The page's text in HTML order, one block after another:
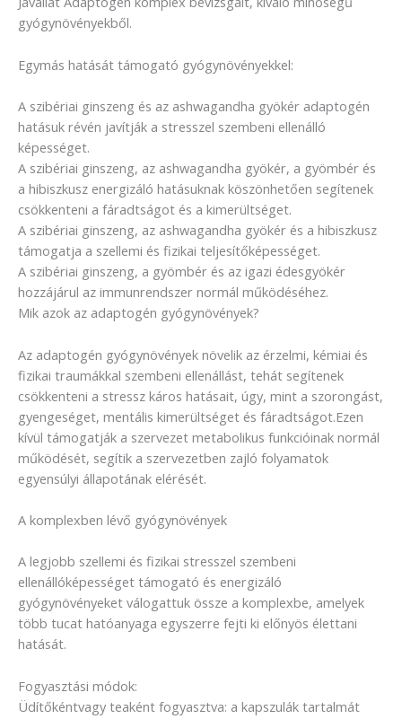
gyógynövényekből.
Egymás hatását támogató gyógynövényekkel:
A szibériai ginszeng és az ashwagandha gyökér adaptogén
hatásuk révén javítják a stresszel szembeni ellenálló
képességet.
A szibériai ginszeng, az ashwagandha gyökér, a gyömbér és
a hibiszkusz energizáló hatásuknak köszönhetően segítenek
csökkenteni a fáradtságot és a kimerültséget.
A szibériai ginszeng, az ashwagandha gyökér és a hibiszkusz
támogatja a szellemi és fizikai teljesítőképességet.
A szibériai ginszeng, a gyömbér és az igazi édesgyökér
hozzájárul az immunrendszer normál működéséhez.
Mik azok az adaptogén gyógynövények?
Az adaptogén gyógynövények növelik az érzelmi, kémiai és
fizikai traumákkal szembeni ellenállást, tehát segítenek
csökkenteni a stressz káros hatásait, úgy, mint a szorongást,
gyengeséget, mentális kimerültséget és fáradtságot.Ezen
kívül támogatják a szervezet metabolikus funkcióinak normál
működését, segítik a szervezetben zajló folyamatok
egyensúlyi állapotának elérését.
A komplexben lévő gyógynövények
A legjobb szellemi és fizikai stresszel szembeni
ellenállóképességet támogató és energizáló
gyógynövényeket válogattuk össze a komplexbe, amelyek
több tucat hatóanyaga egyszerre fejti ki előnyös élettani
hatását.
Fogyasztási módok:
Üdítőkéntvagy teaként fogyasztva: a kapszulák tartalmát